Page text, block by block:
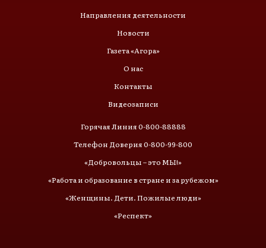
Направления деятельности
Новости
Газета «Агора»
О нас
Контакты
Видеозаписи
Горячая Линия 0-800-88888
Телефон Доверия 0-800-99-800
«Добровольцы – это МЫ!»
«Работа и образование в стране и за рубежом»
«Женщины. Дети. Пожилые люди»
«Респект»